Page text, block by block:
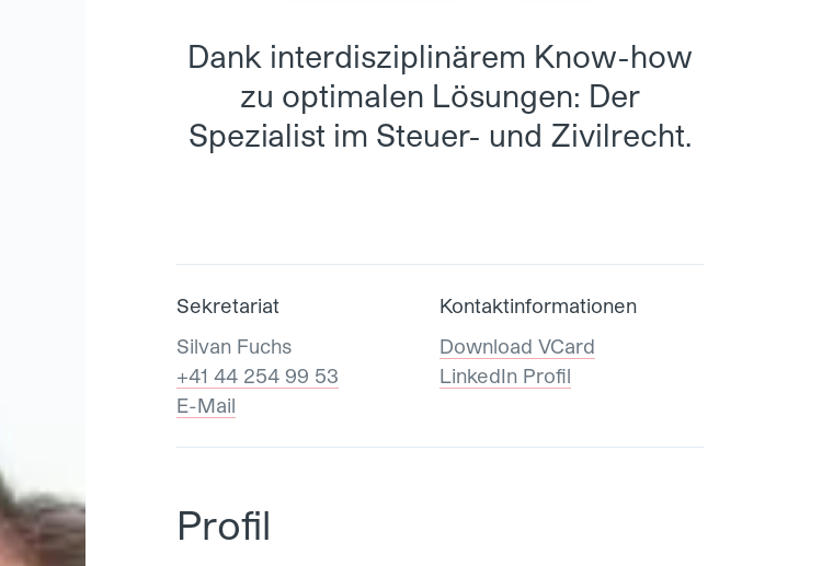
Dank interdisziplinärem Know-how
zu optimalen Lösungen: Der
Spezialist im Steuer- und Zivilrecht.
Sekretariat
Silvan Fuchs
+41 44 254 99 53
E-Mail
Kontaktinformationen
Download VCard
LinkedIn Profil
Profil